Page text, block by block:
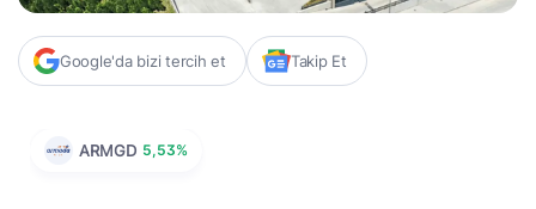
Google'da bizi tercih et Takip Et
ARMGD 5,53%